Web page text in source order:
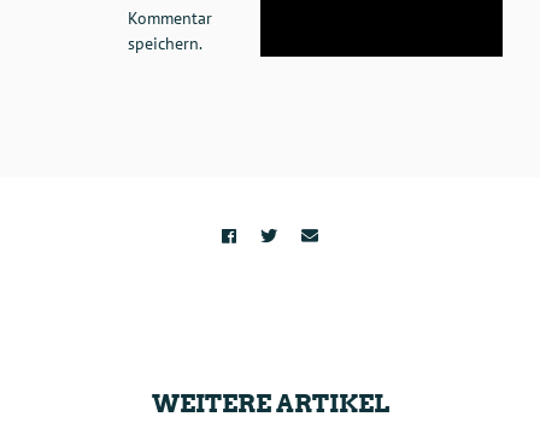
Kommentar
speichern.
WEITERE ARTIKEL